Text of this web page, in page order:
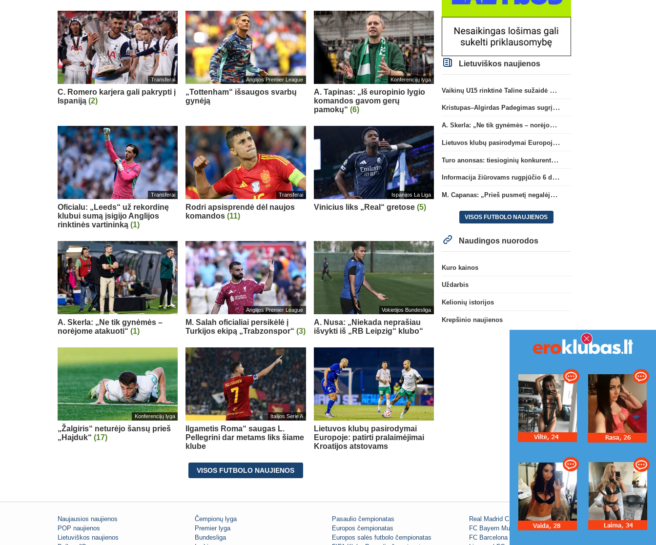
Transferai
C. Romero karjera gali pakrypti į
Ispaniją (2)
Anglijos Premier League
„Tottenham“ išsaugos svarbų
gynėją
Konferencijų lyga
A. Tapinas: „Iš europinio lygio
komandos gavom gerų
pamokų“ (6)
Transferai
Oficialu: „Leeds“ už rekordinę
klubui sumą įsigijo Anglijos
rinktinės vartininką (1)
Transferai
Rodri apsisprendė dėl naujos
komandos(11)
Ispanijos La Liga
Vinicius liks „Real“ gretose (5)
A. Skerla: „Ne tik gynėmės –
norėjome atakuoti“ (1)
Anglijos Premier League
M. Salah oficialiai persikėlė į
Turkijos ekipą „Trabzonspor“(3)
Vokietijos Bundesliga
A. Nusa: „Niekada neprašiau
išvykti iš „RB Leipzig“ klubo“
Konferencijų lyga
„Žalgiris“ neturėjo šansų prieš
„Hajduk“ (17)
Italijos Serie A
Ilgametis Roma“ saugas L.
Pellegrini dar metams liks šiame
klube
Lietuvos klubų pasirodymai
Europoje: patirti pralaimėjimai
Kroatijos atstovams
VISOS FUTBOLO NAUJIENOS
Lietuviškos naujienos
Vaikinų U15 rinktinė Taline sužaidė pirmąsias kontrolines rungtynes
Kristupas–Algirdas Padegimas sugrįžta į FC „Hegelmann” B sudėtį
A. Skerla: „Ne tik gynėmės – norėjome atakuoti“
Lietuvos klubų pasirodymai Europoje: patirti pralaimėjimai Kroatijos atstovams
Turo anonsas: tiesioginių konkurentų dvikova Gargžduose
Informacija žiūrovams rugpjūčio 6 d. UEFA rungtynėms
M. Capanas: „Prieš pusmetį negalėjau net įsivaizduoti, kad žaisime prieš „Hajduk“
VISOS FUTBOLO NAUJIENOS
Naudingos nuorodos
Kuro kainos
Uždarbis
Kelionių istorijos
Krepšinio naujienos
Naujausios naujienos
POP naujienos
Lietuviškos naujienos
Čempionų lyga
Premier lyga
Bundesliga
Pasaulio čempionatas
Europos čempionatas
Europos salės futbolo čempionatas
Real Madrid C.F.
FC Bayern Munich
FC Barcelona